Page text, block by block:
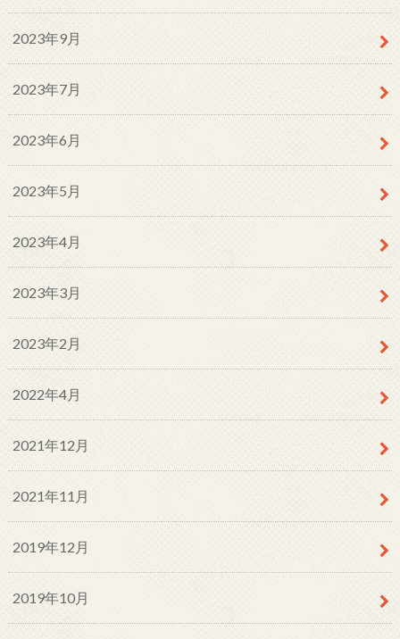
2023年9月
2023年7月
2023年6月
2023年5月
2023年4月
2023年3月
2023年2月
2022年4月
2021年12月
2021年11月
2019年12月
2019年10月